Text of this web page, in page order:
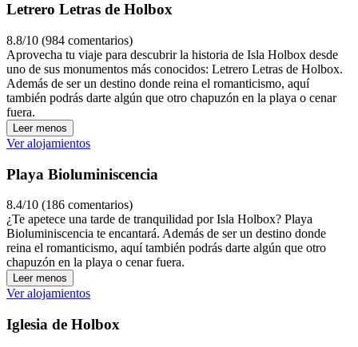
Letrero Letras de Holbox
8.8/10 (984 comentarios)
Aprovecha tu viaje para descubrir la historia de Isla Holbox desde
uno de sus monumentos más conocidos: Letrero Letras de Holbox.
Además de ser un destino donde reina el romanticismo, aquí
también podrás darte algún que otro chapuzón en la playa o cenar
fuera.
Leer menos
Ver alojamientos
Playa Bioluminiscencia
8.4/10 (186 comentarios)
¿Te apetece una tarde de tranquilidad por Isla Holbox? Playa
Bioluminiscencia te encantará. Además de ser un destino donde
reina el romanticismo, aquí también podrás darte algún que otro
chapuzón en la playa o cenar fuera.
Leer menos
Ver alojamientos
Iglesia de Holbox